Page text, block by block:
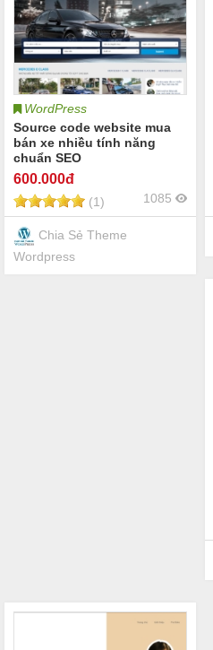
WordPress
Source code website mua
bán xe nhiều tính năng
chuẩn SEO
600.000đ
(1) 1085
Chia Sẻ Theme
Wordpress